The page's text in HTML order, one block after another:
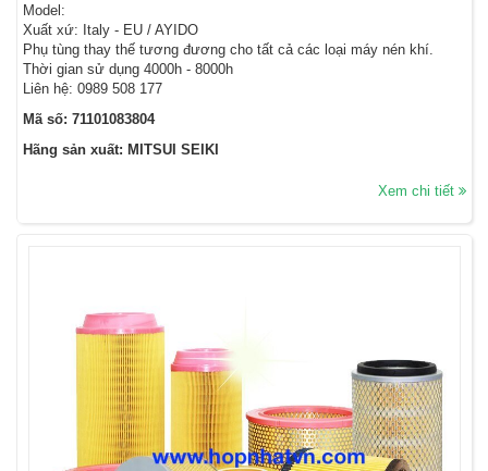
Model:
Xuất xứ: Italy - EU / AYIDO
Phụ tùng thay thế tương đương cho tất cả các loại máy nén khí.
Thời gian sử dụng 4000h - 8000h
Liên hệ: 0989 508 177
Mã số: 71101083804
Hãng sản xuất: MITSUI SEIKI
Xem chi tiết